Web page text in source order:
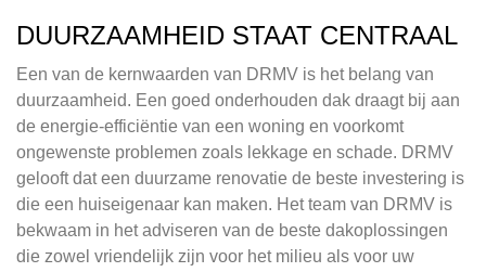
DUURZAAMHEID STAAT CENTRAAL
Een van de kernwaarden van DRMV is het belang van
duurzaamheid. Een goed onderhouden dak draagt bij aan
de energie-efficiëntie van een woning en voorkomt
ongewenste problemen zoals lekkage en schade. DRMV
gelooft dat een duurzame renovatie de beste investering is
die een huiseigenaar kan maken. Het team van DRMV is
bekwaam in het adviseren van de beste dakoplossingen
die zowel vriendelijk zijn voor het milieu als voor uw